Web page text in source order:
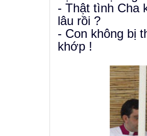
- Thật tình Cha
lâu rồi ?
- Con không bị
khớp !